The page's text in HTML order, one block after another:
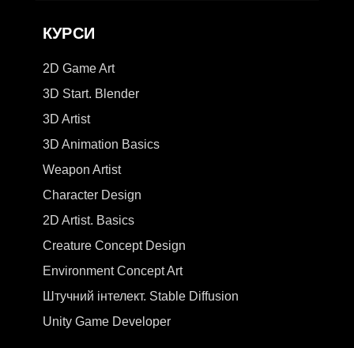
КУРСИ
2D Game Art
3D Start. Blender
3D Artist
3D Animation Basics
Weapon Artist
Character Design
2D Artist. Basics
Creature Concept Design
Environment Concept Art
Штучний інтелект. Stable Diffusion
Unity Game Developer